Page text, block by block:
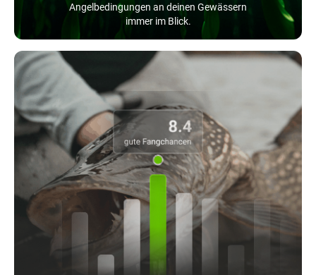
Angelbedingungen an deinen Gewässern
immer im Blick.